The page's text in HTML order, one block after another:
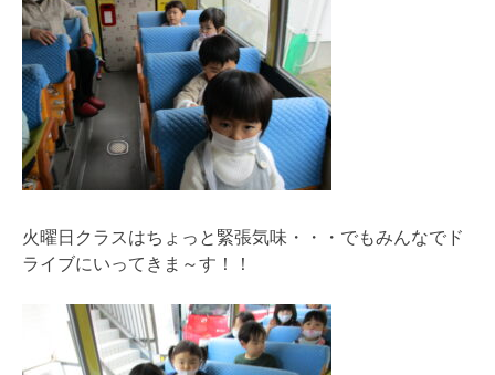
火曜日クラスはちょっと緊張気味・・・でもみんなでド
ライブにいってきま～す！！